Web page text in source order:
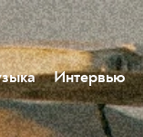
Интервью